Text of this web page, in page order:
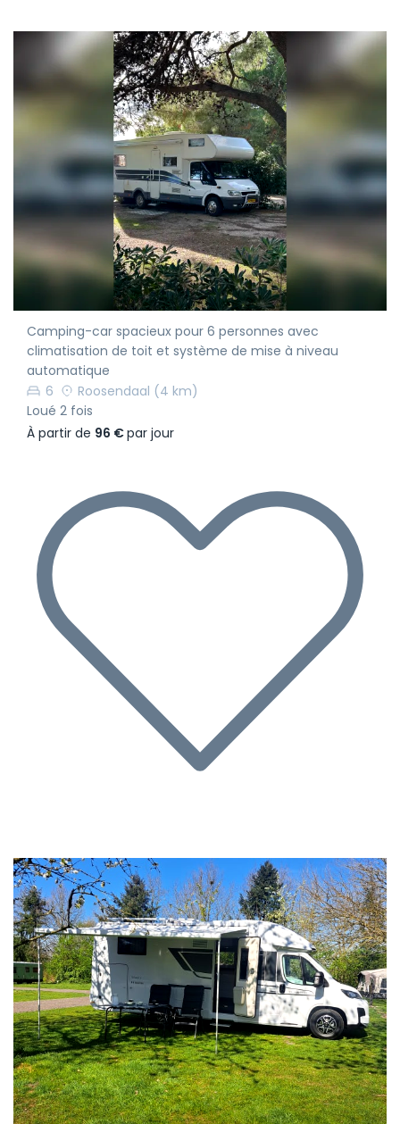
Camping-car spacieux pour 6 personnes avec
climatisation de toit et système de mise à niveau
automatique
6
Roosendaal (4 km)
Loué 2 fois
À partir de 96 €par jour